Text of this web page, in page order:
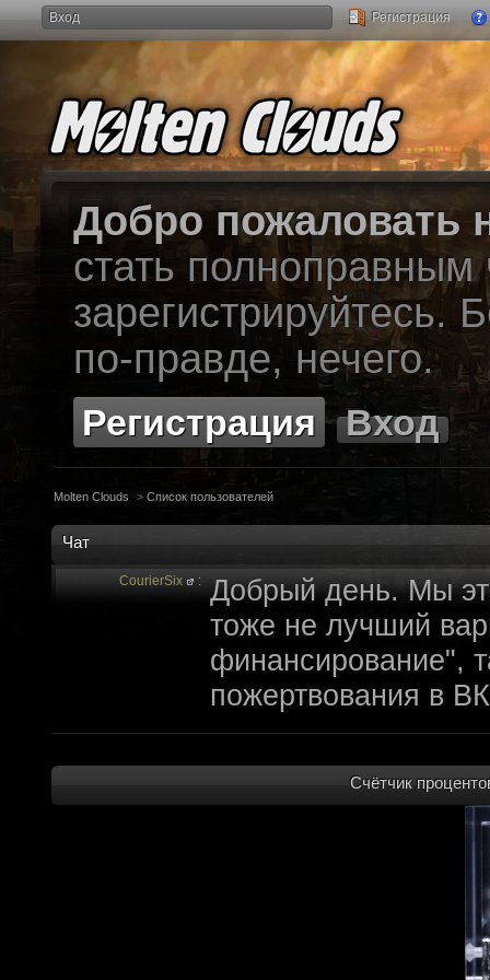
Вход Регистрация
Добро пожаловать
стать
зарегистрируйтесь.
по-правде, нечего.
Регистрация Вход
Molten Clouds > Список пользователей
Чат
CourierSix : Добрый день. Мы
тоже не лучший
финансирование",
пожертвования в
archivedproject : Привет, ребят! Не
которые там
не смыслят в
не допустит,
на модификации
пор косят бабло.
финансирование с
Счётчик